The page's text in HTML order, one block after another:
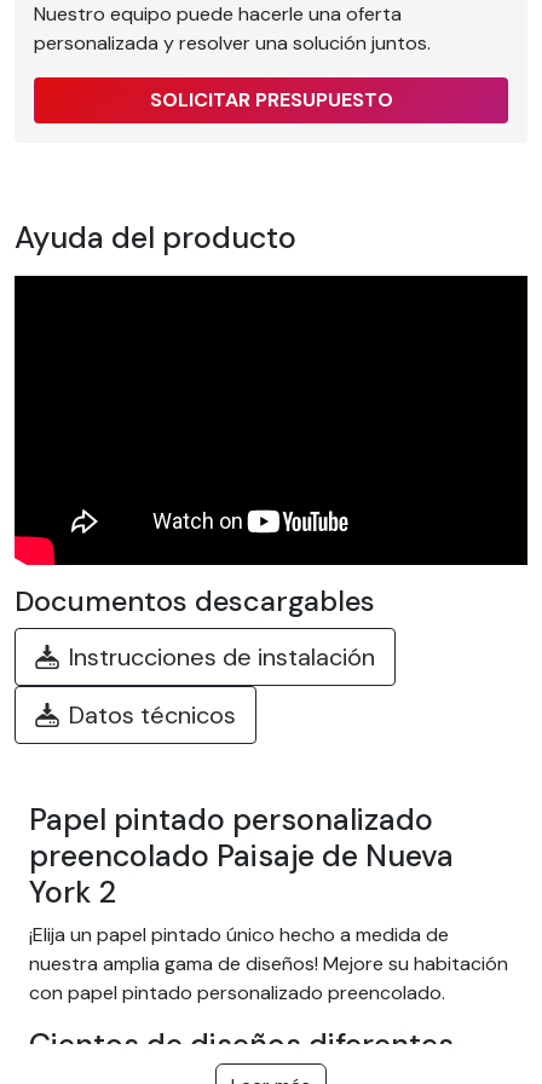
Nuestro equipo puede hacerle una oferta
personalizada y resolver una solución juntos.
SOLICITAR PRESUPUESTO
Ayuda del producto
Documentos descargables
Instrucciones de instalación
Datos técnicos
Papel pintado personalizado
preencolado Paisaje de Nueva
York 2
¡Elija un papel pintado único hecho a medida de
nuestra amplia gama de diseños! Mejore su habitación
con papel pintado personalizado preencolado.
Cientos de diseños diferentes